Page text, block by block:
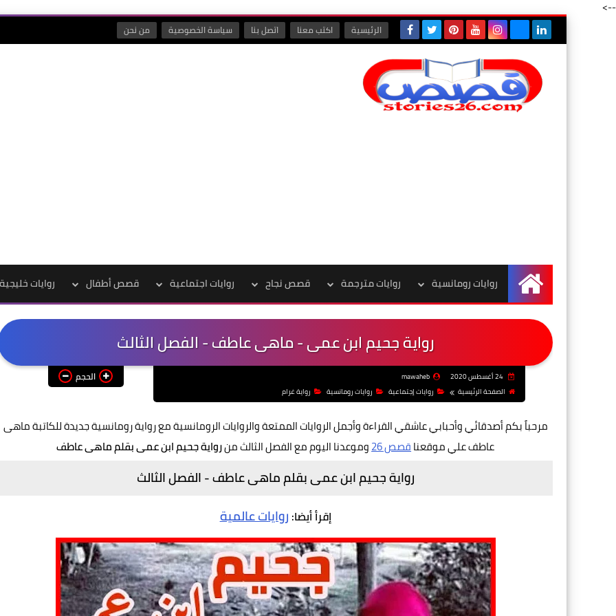
-->
الرئيسية اكتب معنا اتصل بنا سياسة الخصوصية من نحن
الرئيسية
روايات رومانسية روايات مترجمة قصص نجاح روايات اجتماعية قصص أطفال روايات خليجية
رواية جحيم ابن عمى - ماهى عاطف - الفصل الثالث
24 أغسطس 2020
mawaheb
الصفحة الرئيسية
روايات إجتماعية روايات رومانسية رواية غرام
الحجم
مرحباً بكم أصدقائي وأحبابي عاشقي القراءة وأجمل الروايات الممتعة والروايات الرومانسية مع رواية رومانسية جديدة للكاتبة ماهى
عاطف علي موقعناقصص 26 وموعدنا اليوم مع الفصل الثالث منرواية جحيم ابن عمى بقلم ماهى عاطف
رواية جحيم ابن عمى بقلم ماهى عاطف - الفصل الثالث
إقرأ أيضا: روايات عالمية